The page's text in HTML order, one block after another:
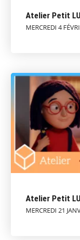
Atelier Petit
MERCREDI 4
Atelier Petit
MERCREDI 21